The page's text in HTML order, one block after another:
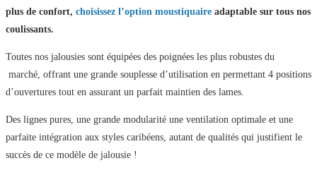
plus de confort, choisissez l’option moustiquaire adaptable sur tous nos
coulissants.
Toutes nos jalousies sont équipées des poignées les plus robustes du
marché, offrant une grande souplesse d’utilisation en permettant 4 positions
d’ouvertures tout en assurant un parfait maintien des lames.
Des lignes pures, une grande modularité une ventilation optimale et une
parfaite intégration aux styles caribéens, autant de qualités qui justifient le
succès de ce modèle de jalousie !